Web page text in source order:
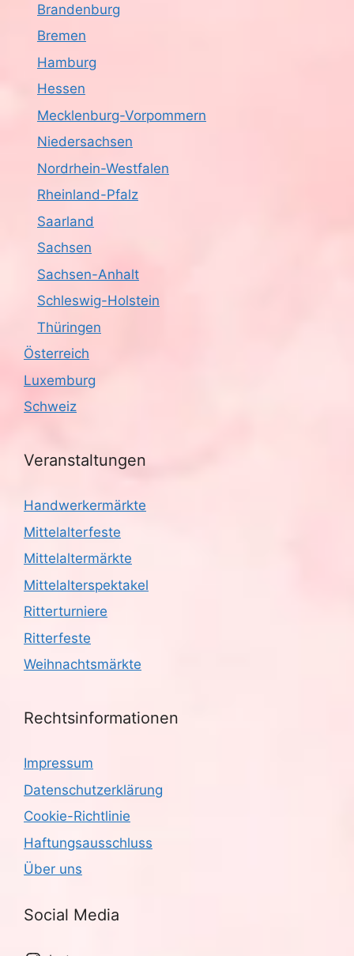
Brandenburg
Bremen
Hamburg
Hessen
Mecklenburg-Vorpommern
Niedersachsen
Nordrhein-Westfalen
Rheinland-Pfalz
Saarland
Sachsen
Sachsen-Anhalt
Schleswig-Holstein
Thüringen
Österreich
Luxemburg
Schweiz
Veranstaltungen
Handwerkermärkte
Mittelalterfeste
Mittelaltermärkte
Mittelalterspektakel
Ritterturniere
Ritterfeste
Weihnachtsmärkte
Rechtsinformationen
Impressum
Datenschutzerklärung
Cookie-Richtlinie
Haftungsausschluss
Über uns
Social Media